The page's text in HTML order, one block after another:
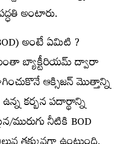
అంటారు.
అంటే ఏమిటి ?
బ్యాక్టీరియమ్ ద్వారా
ఆక్సిజన్ మొత్తాన్ని
కర్బన పదార్థాన్ని
మురుగు నీటికి BOD